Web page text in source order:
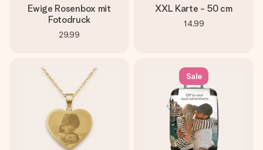
Ewige Rosenbox mit
Fotodruck
29,99
XXL Karte - 50 cm
14,99
Sale